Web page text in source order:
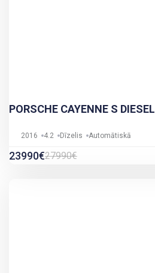
PORSCHE CAYENNE S DIESEL
2016 4.2 Dīzelis Automātiskā
23990€27990€